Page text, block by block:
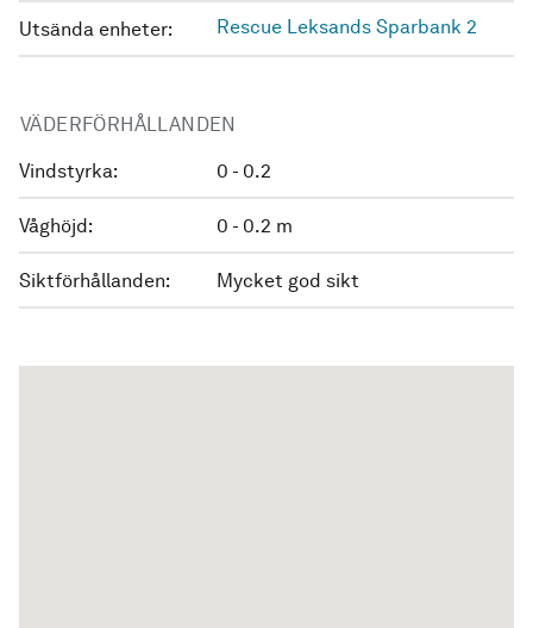
Utsända enheter: Rescue Leksands Sparbank 2
VÄDERFÖRHÅLLANDEN
Vindstyrka: 0 - 0.2
Våghöjd: 0 - 0.2 m
Siktförhållanden: Mycket god sikt